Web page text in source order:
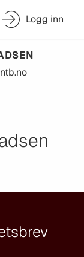
Logg inn